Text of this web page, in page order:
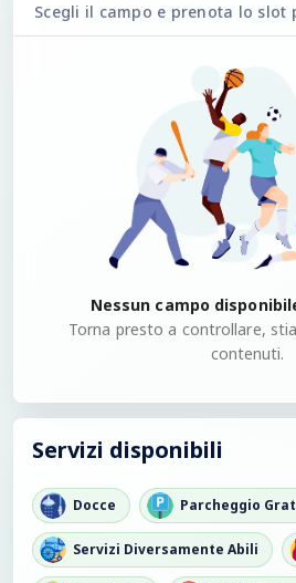
Scegli il campo e prenota lo slot
Nessun campo
Torna presto a controllare,
contenuti.
Servizi disponibili
Docce Parcheggio
Servizi Diversamente Abili